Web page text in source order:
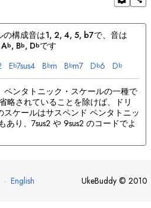
の構成音は1, 2, 4, 5, b7で、音は
Ab, Bb, Dbです
Eb7sus4 Bbm Bbm7 Db6 Db
ペンタトニック・スケールの一種で
略されていることを除けば、ドリ
ケールはサスペンド ペンタトニッ
り、7sus2 や 9sus2 のコードでよ
· English UkeBuddy © 2010